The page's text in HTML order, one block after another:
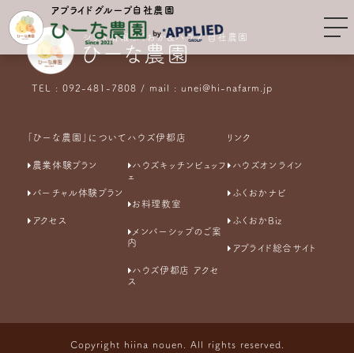
アプライドグループ自社農園
シティ情報ふくおか&ハウズ 自社農園
ひーな農園
TEL : 092-481-7808 / mail : unei@hi-nafarm.jp
「ひーな農園」について
農業体験プラン
バーチャル体験プラン
アクセス
ハウズ伊都店
ハウズキッチンビュッフ
ェ
お料理教室
メンバーシップのご案
内
ハウズ伊都店 アクセ
ス
リンク
ハウズオンライン
ふくおかナビ
ふくおかBiz
アプライド総合サイト
Copyright hiina nouen. All rights reserved.